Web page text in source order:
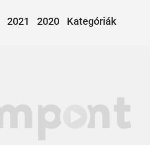
2021 2020 Kategóriák